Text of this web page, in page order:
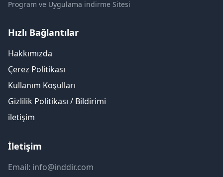
Program ve Uygulama indirme Sitesi
Hızlı Bağlantılar
Hakkımızda
Çerez Politikası
Kullanım Koşulları
Gizlilik Politikası / Bildirimi
iletişim
İletişim
Email: info@inddir.com